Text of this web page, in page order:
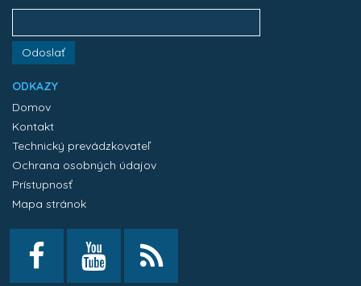
Odoslať
ODKAZY
Domov
Kontakt
Technický prevádzkovateľ
Ochrana osobných údajov
Prístupnosť
Mapa stránok